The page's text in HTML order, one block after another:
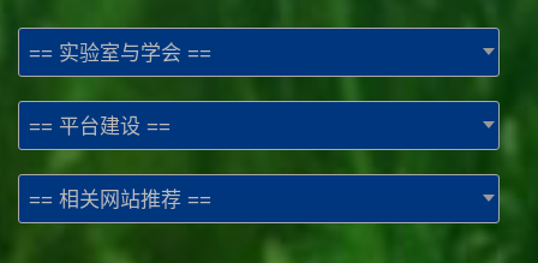
== 实验室与学会 ==
== 平台建设 ==
== 相关网站推荐 ==